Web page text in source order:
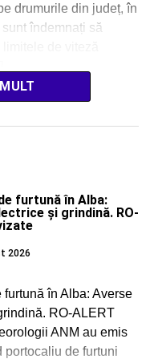
drumurile din județ, în
îndemnați să
furtună în Alba:
și grindină. RO-
2026
în Alba: Averse
RO-ALERT
ANM au emis
portocaliu de furtuni